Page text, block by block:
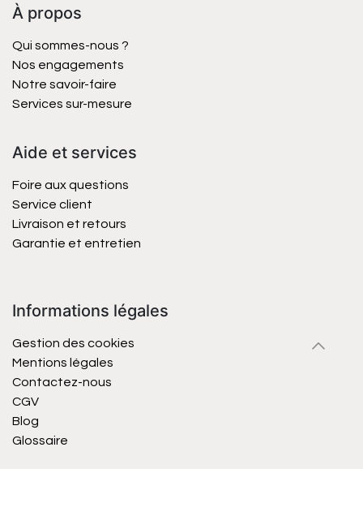
À propos
Qui sommes-nous ?
Nos engagements
Notre savoir-faire
Services sur-mesure
Aide et services
Foire aux questions
Service client
Livraison et retours
Garantie et entretien
Informations légales
Gestion des cookies
Mentions légales
Contactez-nous
CGV
Blog
Glossaire